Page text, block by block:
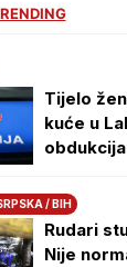
Tijelo
kuće u
obdukcija
/ BIH
Rudari
Nije